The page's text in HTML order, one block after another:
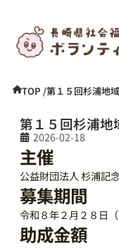
TOP /第１５回杉浦地
第１５回杉浦地
2026-02-18
主催
公益財団法人 杉浦記
募集期間
令和８年２月２８日
助成金額